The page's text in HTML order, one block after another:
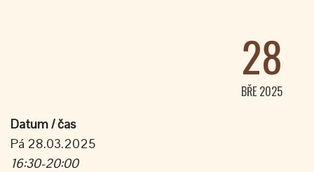
28
BŘE 2025
Datum / čas
Pá 28.03.2025
16:30-20:00